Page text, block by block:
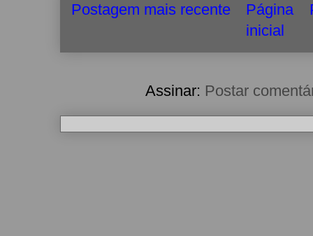
Postagem mais recente
Página
inicial
Assinar: Postar